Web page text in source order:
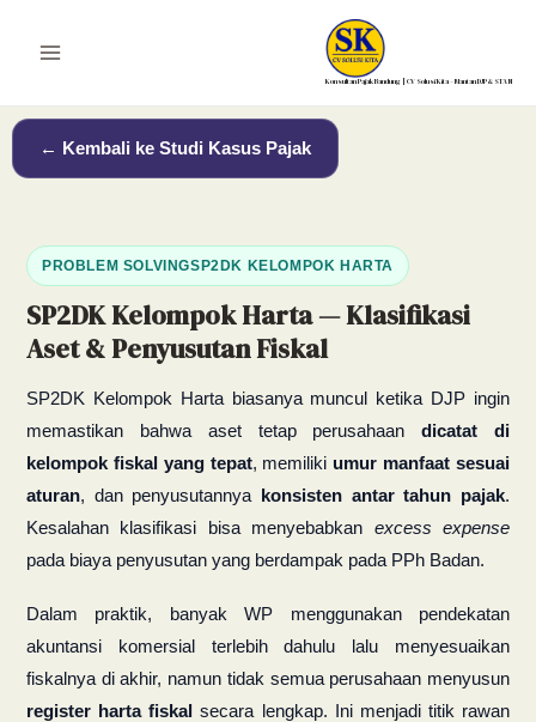
Main
Menu
Konsultan Pajak Bandung | CV Solusi Kita – Mantan DJP & STAN
← Kembali ke Studi Kasus Pajak
PROBLEM SOLVINGSP2DK KELOMPOK HARTA
SP2DK Kelompok Harta — Klasifikasi
Aset & Penyusutan Fiskal
SP2DK Kelompok Harta biasanya muncul ketika DJP ingin
memastikan bahwa aset tetap perusahaandicatat di
kelompok fiskal yang tepat, memiliki umur manfaat sesuai
aturan, dan penyusutannya konsisten antar tahun pajak.
Kesalahan klasifikasi bisa menyebabkan excess expense
pada biaya penyusutan yang berdampak pada PPh Badan.
Dalam praktik, banyak WP menggunakan pendekatan
akuntansi komersial terlebih dahulu lalu menyesuaikan
fiskalnya di akhir, namun tidak semua perusahaan menyusun
register harta fiskal secara lengkap. Ini menjadi titik rawan